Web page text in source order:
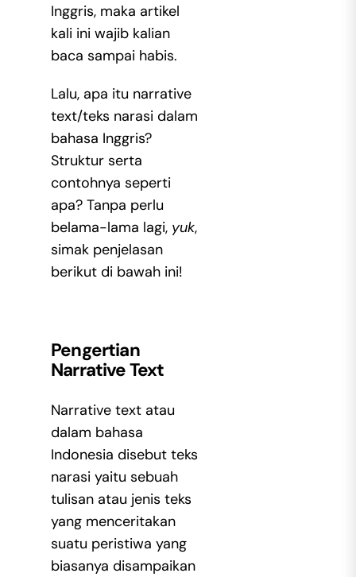
Inggris, maka artikel
kali ini wajib kalian
baca sampai habis.
Lalu, apa itu narrative
text/teks narasi dalam
bahasa Inggris?
Struktur serta
contohnya seperti
apa? Tanpa perlu
belama-lama lagi, yuk,
simak penjelasan
berikut di bawah ini!
Pengertian
Narrative Text
Narrative text atau
dalam bahasa
Indonesia disebut teks
narasi yaitu sebuah
tulisan atau jenis teks
yang menceritakan
suatu peristiwa yang
biasanya disampaikan